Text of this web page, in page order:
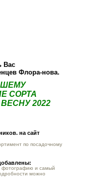
Вас
Флора-нова.
СОРТА
2022
на сайт
по посадочному
фотографию и самый
можно